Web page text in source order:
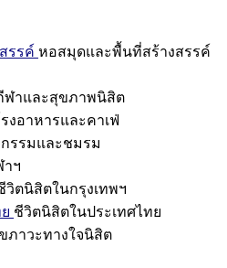
รรค์ หอสมุดและพื้นที่สร้างสรรค์
ฬาและสุขภาพนิสิต
งอาหารและคาเฟ่
รรมและชมรม
าฯ
วิตนิสิตในกรุงเทพฯ
ชีวิตนิสิตในประเทศไทย
ภาวะทางใจนิสิต